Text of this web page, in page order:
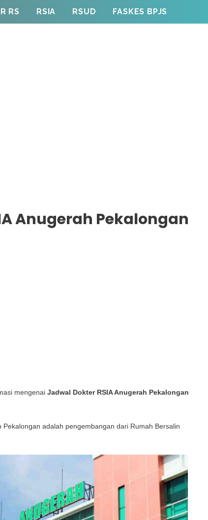
RS RSIA RSUD FASKES BPJS
Anugerah Pekalongan
mengenai Jadwal Dokter RSIA Anugerah Pekalongan
adalah pengembangan dari Rumah Bersalin